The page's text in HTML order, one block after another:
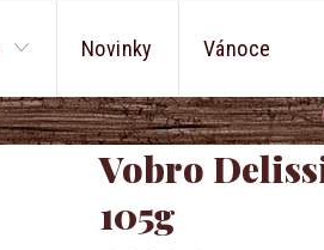
Novinky Vánoce
Vobro
105g